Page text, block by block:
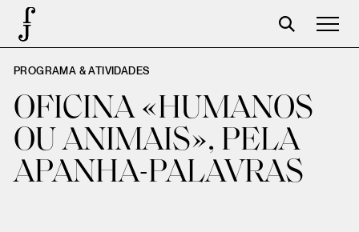
José Saramago
Programação
A Fundação
Parceiros
PROGRAMA & ATIVIDADES
OFICINA «HUMANOS
OU ANIMAIS», PELA
APANHA-PALAVRAS